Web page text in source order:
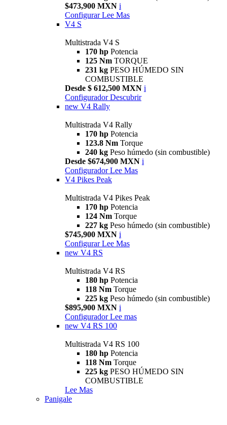
$473,900 MXN i
Configurar Lee Mas
V4 S
Multistrada V4 S
170 hp Potencia
125 Nm TORQUE
231 kg PESO HÚMEDO SIN
COMBUSTIBLE
Desde $ 612,500 MXN i
Configurador Descubrir
new V4 Rally
Multistrada V4 Rally
170 hp Potencia
123.8 Nm Torque
240 kg Peso húmedo (sin combustible)
Desde $674,900 MXN i
Configurador Lee Mas
V4 Pikes Peak
Multistrada V4 Pikes Peak
170 hp Potencia
124 Nm Torque
227 kg Peso húmedo (sin combustible)
$745,900 MXN i
Configurar Lee Mas
new V4 RS
Multistrada V4 RS
180 hp Potencia
118 Nm Torque
225 kg Peso húmedo (sin combustible)
$895,900 MXN i
Configurador Lee mas
new V4 RS 100
Multistrada V4 RS 100
180 hp Potencia
118 Nm Torque
225 kg PESO HÚMEDO SIN
COMBUSTIBLE
Lee Mas
Panigale